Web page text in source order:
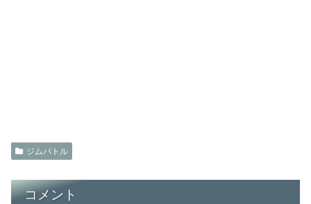
ジムバトル
コメント